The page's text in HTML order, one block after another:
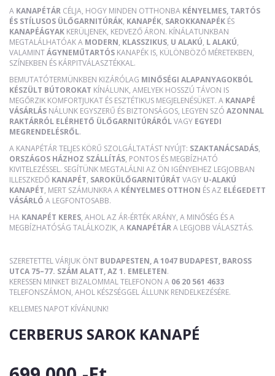
A KANAPÉTÁR CÉLJA, HOGY MINDEN OTTHONBA KÉNYELMES, TARTÓS
ÉS STÍLUSOS ÜLŐGARNITÚRÁK, KANAPÉK, SAROKKANAPÉK ÉS
KANAPÉÁGYAK KERÜLJENEK, KEDVEZŐ ÁRON. KÍNÁLATUNKBAN
MEGTALÁLHATÓAK A MODERN, KLASSZIKUS, U ALAKÚ, L ALAKÚ,
VALAMINTÁGYNEMŰTARTÓS KANAPÉK IS, KÜLÖNBÖZŐ MÉRETEKBEN,
SZÍNEKBEN ÉS KÁRPITVÁLASZTÉKKAL.
BEMUTATÓTERMÜNKBEN KIZÁRÓLAG MINŐSÉGI ALAPANYAGOKBÓL
KÉSZÜLT BÚTOROKAT KÍNÁLUNK, AMELYEK HOSSZÚ TÁVON IS
MEGŐRZIK KOMFORTJUKAT ÉS ESZTÉTIKUS MEGJELENÉSÜKET. A KANAPÉ
VÁSÁRLÁS NÁLUNK EGYSZERŰ ÉS BIZTONSÁGOS, LEGYEN SZÓ AZONNAL
RAKTÁRRÓL ELÉRHETŐ ÜLŐGARNITÚRÁRÓLVAGY EGYEDI
MEGRENDELÉSRŐL.
A KANAPÉTÁR TELJES KÖRŰ SZOLGÁLTATÁST NYÚJT: SZAKTANÁCSADÁS,
ORSZÁGOS HÁZHOZ SZÁLLÍTÁS, PONTOS ÉS MEGBÍZHATÓ
KIVITELEZÉSSEL. SEGÍTÜNK MEGTALÁLNI AZ ÖN IGÉNYEIHEZ LEGJOBBAN
ILLESZKEDŐ KANAPÉT, SAROKÜLŐGARNITÚRÁT VAGY U-ALAKÚ
KANAPÉT, MERT SZÁMUNKRA A KÉNYELMES OTTHON ÉS AZ ELÉGEDETT
VÁSÁRLÓ A LEGFONTOSABB.
HA KANAPÉT KERES, AHOL AZ ÁR-ÉRTÉK ARÁNY, A MINŐSÉG ÉS A
MEGBÍZHATÓSÁG TALÁLKOZIK, A KANAPÉTÁRA LEGJOBB VÁLASZTÁS.
SZERETETTEL VÁRJUK ÖNT BUDAPESTEN, A 1047 BUDAPEST, BAROSS
UTCA 75–77. SZÁM ALATT, AZ 1. EMELETEN.
KERESSEN MINKET BIZALOMMAL TELEFONON A 06 20 561 4633
TELEFONSZÁMON, AHOL KÉSZSÉGGEL ÁLLUNK RENDELKEZÉSÉRE.
KELLEMES NAPOT KÍVÁNUNK!
CERBERUS SAROK KANAPÉ